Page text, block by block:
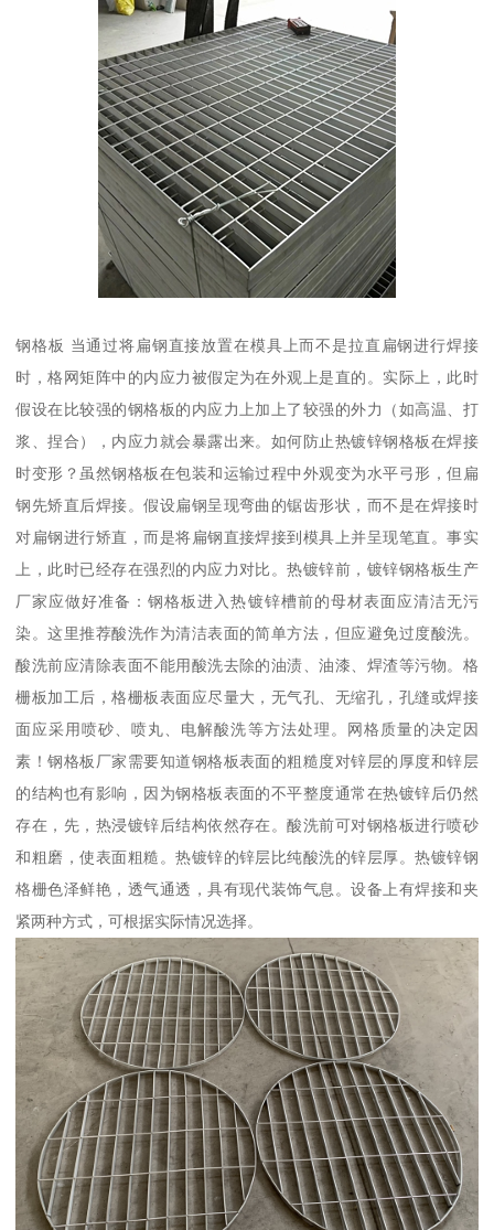
钢格板 当通过将扁钢直接放置在模具上而不是拉直扁钢进行焊接
时，格网矩阵中的内应力被假定为在外观上是直的。实际上，此时
假设在比较强的钢格板的内应力上加上了较强的外力（如高温、打
浆、捏合），内应力就会暴露出来。如何防止热镀锌钢格板在焊接
时变形？虽然钢格板在包装和运输过程中外观变为水平弓形，但扁
钢先矫直后焊接。假设扁钢呈现弯曲的锯齿形状，而不是在焊接时
对扁钢进行矫直，而是将扁钢直接焊接到模具上并呈现笔直。事实
上，此时已经存在强烈的内应力对比。热镀锌前，镀锌钢格板生产
厂家应做好准备：钢格板进入热镀锌槽前的母材表面应清洁无污
染。这里推荐酸洗作为清洁表面的简单方法，但应避免过度酸洗。
酸洗前应清除表面不能用酸洗去除的油渍、油漆、焊渣等污物。格
栅板加工后，格栅板表面应尽量大，无气孔、无缩孔，孔缝或焊接
面应采用喷砂、喷丸、电解酸洗等方法处理。网格质量的决定因
素！钢格板厂家需要知道钢格板表面的粗糙度对锌层的厚度和锌层
的结构也有影响，因为钢格板表面的不平整度通常在热镀锌后仍然
存在，先，热浸镀锌后结构依然存在。酸洗前可对钢格板进行喷砂
和粗磨，使表面粗糙。热镀锌的锌层比纯酸洗的锌层厚。热镀锌钢
格栅色泽鲜艳，透气通透，具有现代装饰气息。设备上有焊接和夹
紧两种方式，可根据实际情况选择。